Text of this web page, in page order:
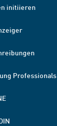
initiieren
Professionals